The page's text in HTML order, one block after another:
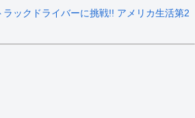
ラックドライバーに挑戦!! アメリカ生活第2